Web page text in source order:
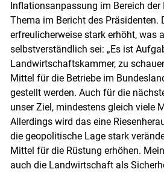
Inflationsanpassung im Bereich der
Thema im Bericht des Präsidenten.
erfreulicherweise stark erhöht, was
selbstverständlich sei: „Es ist
Landwirtschaftskammer, zu
Mittel für die Betriebe im
gestellt werden. Auch für die
unser Ziel, mindestens gleich viele
Allerdings wird das eine
die geopolitische Lage stark
Mittel für die Rüstung erhöhen.
auch die Landwirtschaft als